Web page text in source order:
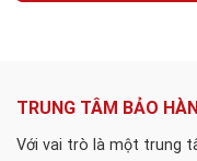
TRUNG TÂM BẢO
Với vai trò là một trung